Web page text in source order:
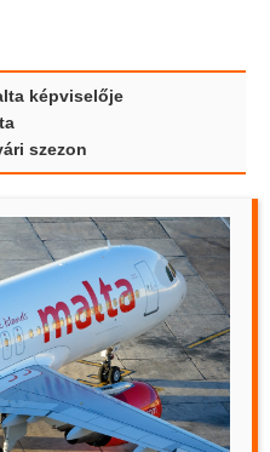
képviselője
szezon